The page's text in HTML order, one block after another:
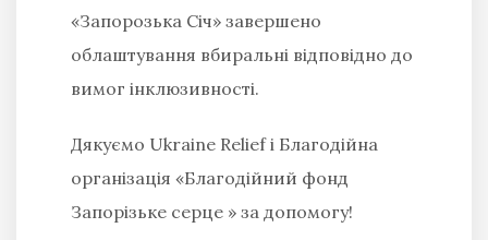
«Запорозька Січ» завершено
облаштування вбиральні відповідно до
вимог інклюзивності.
Дякуємо Ukraine Relief і Благодійна
організація «Благодійний фонд
Запорізьке серце » за допомогу!